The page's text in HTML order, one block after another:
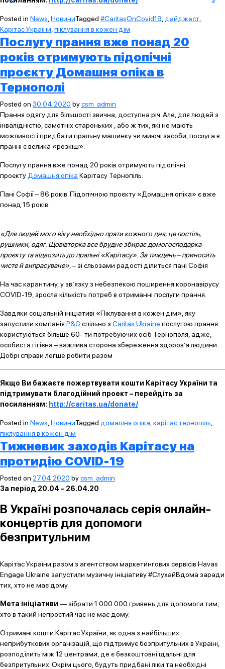
Posted in News НовиниTagged #CaritasOnCovid19 дайджест
Карітас України піклування в кожен дім
Послугу прання вже понад 20
років отримують підопічні
проєкту Домашня опіка в
Тернополі
Posted on 30.04.2020 bycsm_admin
Прання одягу для більшості звична, доступна річ. Але, для людей з
інвалідністю, самотніх стареньких , або ж тих, які не мають
можливості придбати пральну машинку чи миючі засоби, послуга в
пранні є велика «розкіш».
Послугу прання вже понад 20 років отримують підопічні
проєкту Домашня опіка Карітасу Тернопіль.
Пані Софії – 86 років. Підопічною проєкту «Домашня опіка» є вже
понад 15 років.
«Для людей мого віку необхідно прати кожного дня, це постіль,
рушники, одяг. Щовівторка все брудне збирає домогосподарка
проєкту та відвозить до пральні «Карітасу». За тиждень – приносить
чисте й випрасуване» , – зі сльозами радості ділиться пані Софія
На час карантину, у зв’язку з небезпекою поширення коронавірусу
COVID-19, зросла кількість потреб в отриманні послуги прання.
Завдяки соціальній ініціативі «Піклування в кожен дім», яку
запустили компанія P&G спільно з Caritas Ukraine послугою прання
користуються більше 60- ти потребуючих осіб Тернополя, адже,
особиста гігієна – важлива сторона збереження здоров’я людини.
Добрі справи легше робити разом
Якщо Ви бажаєте пожертвувати кошти Карітасу України та
підтримувати благодійний проект – перейдіть за
посиланням: http://caritas.ua/donate/
Posted in News НовиниTagged домашня опіка карітас тернопіль
піклування в кожен дім
Тижневик заходів Карітасу на
протидію COVID-19
Posted on 27.04.2020 bycsm_admin
За період 20.04 – 26.04.20
В Україні розпочалась серія онлайн-
концертів для допомоги
безпритульним
Карітас України разом з агентством маркетингових сервісів Havas
Engage Ukraine запустили музичну ініціативу #СлухайВдома заради
тих, хто не має дому.
Мета ініціативи — зібрати 1 000 000 гривень для допомоги тим,
хто в такий непростий час не має дому.
Отримані кошти Карітас України, як одна з найбільших
неприбуткових організацій, що підтримує безпритульних в Україні,
розподілить між 12 центрами, де є безкоштовні їдальні для
безпритульних. Окрім цього, будуть придбані ліки та необхідні